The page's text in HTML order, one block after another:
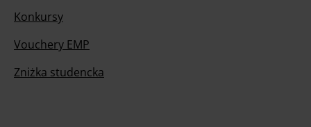
Konkursy
Vouchery EMP
Zniżka studencka